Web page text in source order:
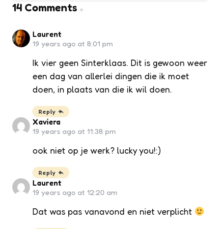
14 Comments
Laurent
19 years ago at 8:01 pm
Ik vier geen Sinterklaas. Dit is gewoon weer
een dag van allerlei dingen die ik moet
doen, in plaats van die ik wil doen.
Reply
Xaviera
19 years ago at 11:38 pm
ook niet op je werk? lucky you!:)
Reply
Laurent
19 years ago at 12:20 am
Dat was pas vanavond en niet verplicht